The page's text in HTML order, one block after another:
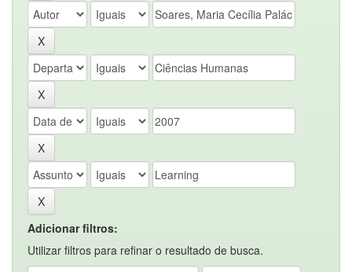
Adicionar filtros:
Utilizar filtros para refinar o resultado de busca.